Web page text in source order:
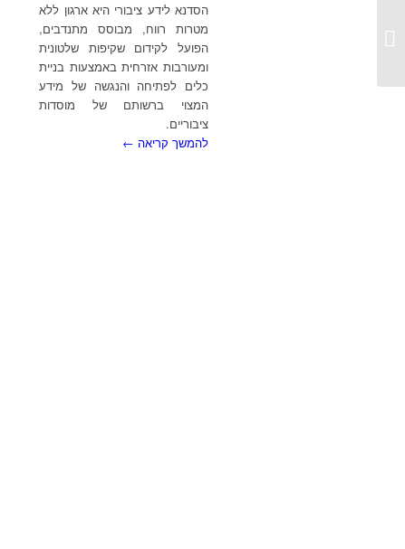
הסדנא לידע ציבורי היא ארגון ללא
מטרות רווח, מבוסס מתנדבים,
הפועל לקידום שקיפות שלטונית
ומעורבות אזרחית באמצעות בניית
כלים לפתיחה והנגשה של מידע
המצוי ברשותם של מוסדות
ציבוריים.
להמשך קריאה ←
מרי משוחחת עם ד”ר רועי פלד על חוק
חופש המידע...